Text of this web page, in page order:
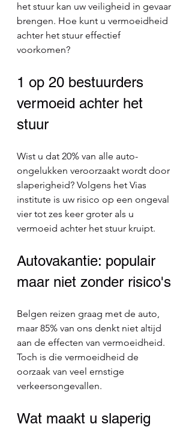
het stuur kan uw veiligheid in gevaar
brengen. Hoe kunt u vermoeidheid
achter het stuur effectief
voorkomen?
1 op 20 bestuurders
vermoeid achter het
stuur
Wist u dat 20% van alle auto-
ongelukken veroorzaakt wordt door
slaperigheid? Volgens het Vias
institute is uw risico op een ongeval
vier tot zes keer groter als u
vermoeid achter het stuur kruipt.
Autovakantie: populair
maar niet zonder risico's
Belgen reizen graag met de auto,
maar 85% van ons denkt niet altijd
aan de effecten van vermoeidheid.
Toch is die vermoeidheid de
oorzaak van veel ernstige
verkeersongevallen.
Wat maakt u slaperig